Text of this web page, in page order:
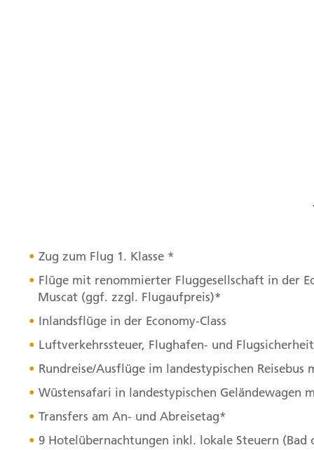
Zug zum Flug 1. Klasse *
Flüge mit renommierter Fluggesellschaft in der
Muscat (ggf. zzgl. Flugaufpreis)*
Inlandsflüge in der Economy-Class
Luftverkehrssteuer, Flughafen- und
Rundreise/Ausflüge im landestypischen Reisebus
Wüstensafari in landestypischen Geländewagen
Transfers am An- und Abreisetag*
9 Hotelübernachtungen inkl. lokale Steuern (Bad